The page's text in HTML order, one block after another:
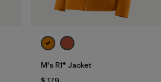
M's R1® Jacket